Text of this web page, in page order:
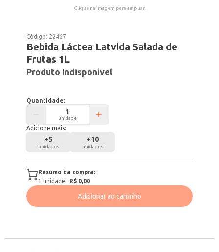
Clique na imagem para ampliar.
Código: 22467
Bebida Láctea Latvida Salada de
Frutas 1L
Produto indisponível
Quantidade:
unidade
Adicione mais:
+5
unidades
+10
unidades
Resumo da compra:
1 unidade · R$ 0,00
Adicionar ao carrinho